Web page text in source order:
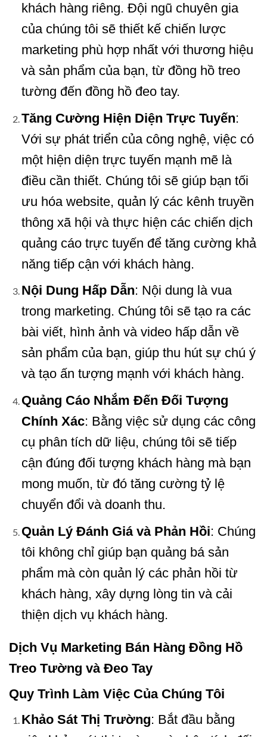
khách hàng riêng. Đội ngũ chuyên gia
của chúng tôi sẽ thiết kế chiến lược
marketing phù hợp nhất với thương hiệu
và sản phẩm của bạn, từ đồng hồ treo
tường đến đồng hồ đeo tay.
Tăng Cường Hiện Diện Trực Tuyến:
Với sự phát triển của công nghệ, việc có
một hiện diện trực tuyến mạnh mẽ là
điều cần thiết. Chúng tôi sẽ giúp bạn tối
ưu hóa website, quản lý các kênh truyền
thông xã hội và thực hiện các chiến dịch
quảng cáo trực tuyến để tăng cường khả
năng tiếp cận với khách hàng.
Nội Dung Hấp Dẫn: Nội dung là vua
trong marketing. Chúng tôi sẽ tạo ra các
bài viết, hình ảnh và video hấp dẫn về
sản phẩm của bạn, giúp thu hút sự chú ý
và tạo ấn tượng mạnh với khách hàng.
Quảng Cáo Nhắm Đến Đối Tượng
Chính Xác: Bằng việc sử dụng các công
cụ phân tích dữ liệu, chúng tôi sẽ tiếp
cận đúng đối tượng khách hàng mà bạn
mong muốn, từ đó tăng cường tỷ lệ
chuyển đổi và doanh thu.
Quản Lý Đánh Giá và Phản Hồi: Chúng
tôi không chỉ giúp bạn quảng bá sản
phẩm mà còn quản lý các phản hồi từ
khách hàng, xây dựng lòng tin và cải
thiện dịch vụ khách hàng.
Dịch Vụ Marketing Bán Hàng Đồng Hồ
Treo Tường và Đeo Tay
Quy Trình Làm Việc Của Chúng Tôi
Khảo Sát Thị Trường: Bắt đầu bằng